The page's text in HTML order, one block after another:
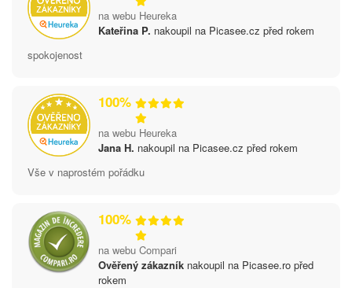
na webu Heureka
Kateřina P. nakoupil na Picasee.cz před rokem
spokojenost
100%
na webu Heureka
Jana H. nakoupil na Picasee.cz před rokem
Vše v naprostém pořádku
100%
na webu Compari
Ověřený zákazník nakoupil na Picasee.ro před
rokem